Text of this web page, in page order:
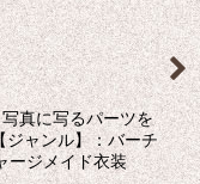
真に写るパーツを
ャンル】：バーチ
ージメイド衣装